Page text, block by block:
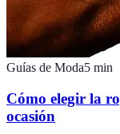
Guías de Moda5 min
Cómo elegir la
ocasión